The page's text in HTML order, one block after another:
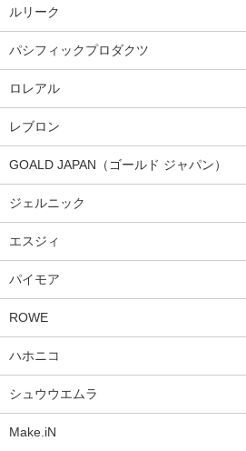
ルリーク
パシフィックプロダクツ
ロレアル
レブロン
GOALD JAPAN（ゴールド ジャパン）
ジェルニック
エスジィ
パイモア
ROWE
ハホニコ
シュウウエムラ
Make.iN